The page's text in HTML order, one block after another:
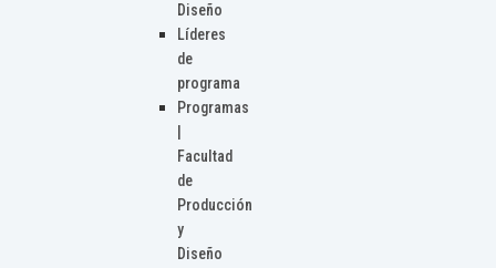
Diseño
Líderes
de
programa
Programas
Facultad
de
Producción
y
Diseño